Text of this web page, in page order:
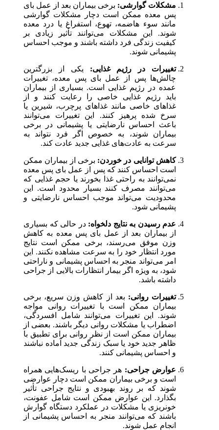
مشکلات گوارشی: برخی بیماران بعد از عمل بای‌
پس معده ممکن است دچار مشکلات گوارشی
مانند سوء هاضمه، تهوع، استفراغ یا درد معده
شوند. این مشکلات می‌توانند تأثیر زیادی بر
کیفیت زندگی فرد داشته باشند و موجب احساس
پشیمانی شوند.
تغییرات در رژیم غذایی: یکی از بزرگترین
چالش‌ها پس از عمل بای‌ پس معده، تغییرات
عمده در رژیم غذایی است. بسیاری از بیماران
باید رژیم غذایی خاصی را رعایت کنند و از
غذاهای خاصی مانند غذاهای پرچرب، شیرین یا
سرخ شده پرهیز کنند. این تغییرات می‌توانند
باعث احساس نارضایتی یا پشیمانی در برخی
بیماران شوند، به خصوص اگر فرد نتواند به
سرعت به عادت‌های غذایی جدید عادت کند.
کاهش توانایی در خوردن: برخی از بیماران ممکن
است احساس کنند که پس از عمل بای‌ پس معده
نمی‌توانند به راحتی غذا بخورند یا حجم غذایی که
می‌توانند مصرف کنند بسیار محدود است. این
محدودیت می‌تواند موجب احساس نارضایتی و
پشیمانی شود.
عدم رسیدن به نتایج دلخواه: در حالی که بسیاری
از بیماران بعد از عمل بای‌ پس معده به کاهش
وزن موفق می‌رسند، برخی ممکن است نتایج
مورد انتظار خود را به سرعت مشاهده نکنند. این
امر می‌تواند منجر به احساس پشیمانی و ناراحتی
شود، به ویژه اگر بیمار انتظارات بالایی از جراحی
داشته باشد.
تغییرات روانی: بعد از کاهش وزن سریع، برخی
بیماران ممکن است با تغییرات روانی مواجه
شوند. این تغییرات می‌توانند شامل افسردگی،
اضطراب یا مشکلات روانی دیگر باشند. بعضی از
بیماران ممکن است از نظر روانی برای تطبیق با
ظاهر جدید خود یا سبک زندگی جدید آماده نباشند
و احساس پشیمانی کنند.
عوارض جراحی: هر جراحی با ریسک‌هایی همراه
است و برخی بیماران ممکن است دچار عوارضی
شوند که بر روند بهبودی و نتایج جراحی تأثیر
بگذارد. این عوارض ممکن است شامل عفونت،
خونریزی یا مشکلات در عملکرد دستگاه گوارش
باشند که می‌توانند منجر به احساس پشیمانی از
انجام عمل شوند.